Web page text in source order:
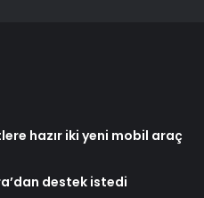
hazır iki yeni mobil araç
destek istedi